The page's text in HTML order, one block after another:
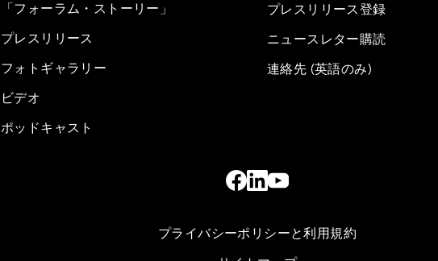
「フォーラム・ストーリー」
プレスリリース
フォトギャラリー
ビデオ
ポッドキャスト
プレスリリース登録
ニュースレター購読
連絡先 (英語のみ)
プライバシーポリシーと利用規約